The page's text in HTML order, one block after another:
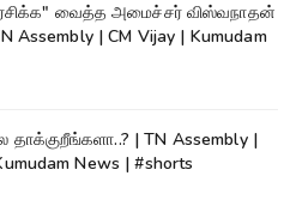
வைத்த அமைச்சர் விஸ்வநாதன்
Assembly | CM Vijay | Kumudam
தாக்குறீங்களா..? | TN Assembly |
News | #shorts